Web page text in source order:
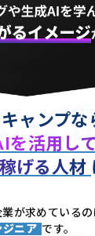
ャンプな
を活用して
げる人材
が求めているの
ジニア です。